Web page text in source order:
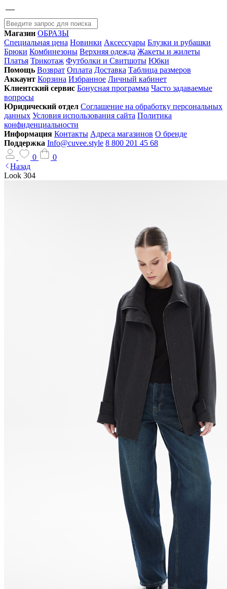
Магазин ОБРАЗЫ
Специальная цена Новинки Аксессуары Блузки и рубашки
Брюки Комбинезоны Верхняя одежда Жакеты и жилеты
Платья Трикотаж Футболки и Свитшоты Юбки
Помощь Возврат Оплата Доставка Таблица размеров
Аккаунт Корзина Избранное Личный кабинет
Клиентский сервис Бонусная программа Часто задаваемые
вопросы
Юридический отдел Соглашение на обработку персональных
данных Условия использования сайта Политика
конфиденциальности
Информация Контакты Адреса магазинов О бренде
Поддержка Info@cuvee.style 8 800 201 45 68
0
0
Назад
Look 304